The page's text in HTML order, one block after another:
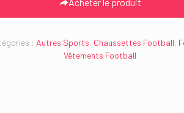
: Autres Sports, Chaussettes Football,
Vêtements Football